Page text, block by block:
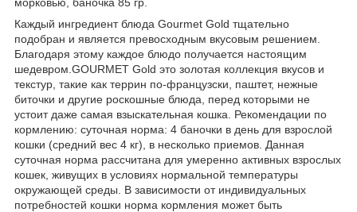
Каждый ингредиент блюда Gourmet Gold тщательно
подобран и является превосходным вкусовым решением.
Благодаря этому каждое блюдо получается настоящим
шедевром.GOURMET Gold это золотая коллекция вкусов и
текстур, такие как террин по-французски, паштет, нежные
биточки и другие роскошные блюда, перед которыми не
устоит даже самая взыскательная кошка. Рекомендации по
кормлению: cуточная норма: 4 баночки в день для взрослой
кошки (средний вес 4 кг), в несколько приемов. Данная
суточная норма рассчитана для умеренно активных взрослых
кошек, живущих в условиях нормальной температуры
окружающей среды. В зависимости от индивидуальных
потребностей кошки норма кормления может быть